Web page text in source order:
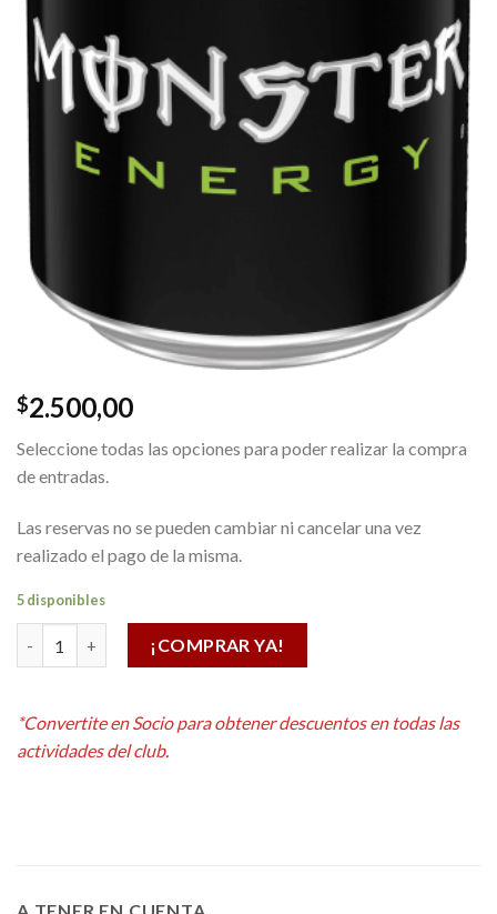
$2.500,00
Seleccione todas las opciones para poder realizar la compra
de entradas.
Las reservas no se pueden cambiar ni cancelar una vez
realizado el pago de la misma.
5 disponibles
¡COMPRAR YA!
*Convertite en Socio para obtener descuentos en todas las
actividades del club.